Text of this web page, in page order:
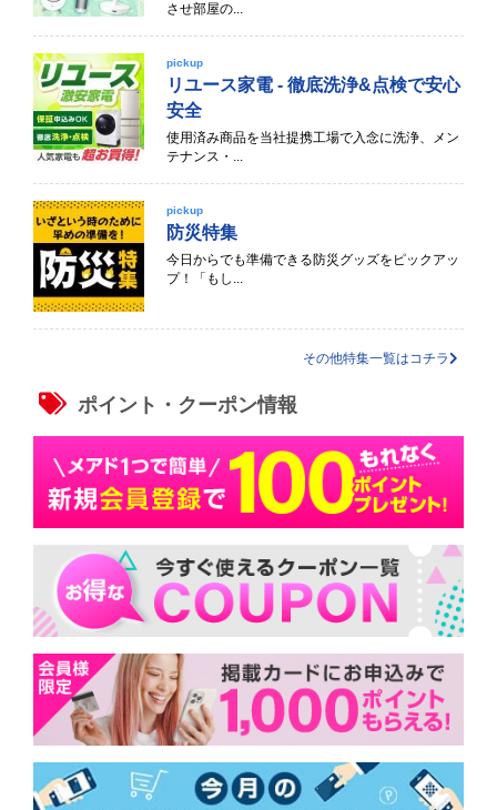
させ部屋の...
pickup
リユース家電 - 徹底洗浄&点検で安心
安全
使用済み商品を当社提携工場で入念に洗浄、メン
テナンス・...
pickup
防災特集
今日からでも準備できる防災グッズをピックアッ
プ！「もし...
その他特集一覧はコチラ
ポイント・クーポン情報